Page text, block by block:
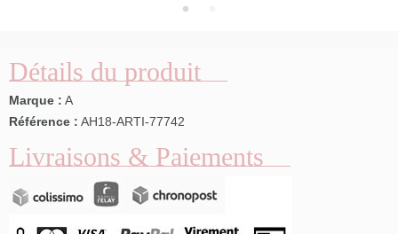
Détails du produit
Marque : A
Référence : AH18-ARTI-77742
Livraisons & Paiements